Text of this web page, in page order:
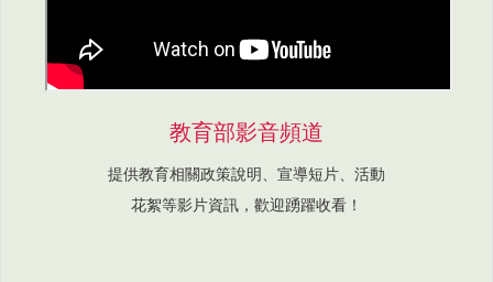
教育部影音頻道
提供教育相關政策說明、宣導短片、活動
花絮等影片資訊，歡迎踴躍收看！